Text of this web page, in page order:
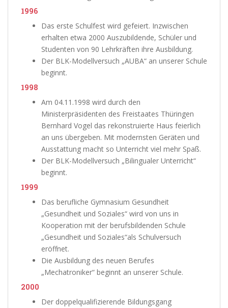
1996
Das erste Schulfest wird gefeiert. Inzwischen
erhalten etwa 2000 Auszubildende, Schüler und
Studenten von 90 Lehrkräften ihre Ausbildung.
Der BLK-Modellversuch „AUBA“ an unserer Schule
beginnt.
1998
Am 04.11.1998 wird durch den
Ministerpräsidenten des Freistaates Thüringen
Bernhard Vogel das rekonstruierte Haus feierlich
an uns übergeben. Mit modernsten Geräten und
Ausstattung macht so Unterricht viel mehr Spaß.
Der BLK-Modellversuch „Bilingualer Unterricht“
beginnt.
1999
Das berufliche Gymnasium Gesundheit
„Gesundheit und Soziales“ wird von uns in
Kooperation mit der berufsbildenden Schule
„Gesundheit und Soziales“als Schulversuch
eröffnet.
Die Ausbildung des neuen Berufes
„Mechatroniker“ beginnt an unserer Schule.
2000
Der doppelqualifizierende Bildungsgang